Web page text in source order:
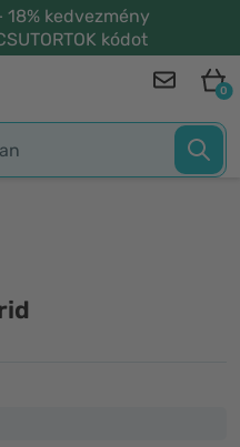
18% kedvezmény
kódot
0